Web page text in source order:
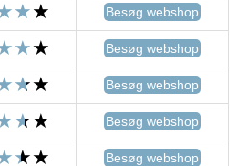
Besøg webshop
Besøg webshop
Besøg webshop
Besøg webshop
Besøg webshop